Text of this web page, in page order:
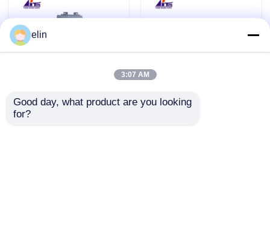
KD04017-C001 Fujitsu
KD04013-D001
elin
3:07 AM
Good day, what product are you looking
for?